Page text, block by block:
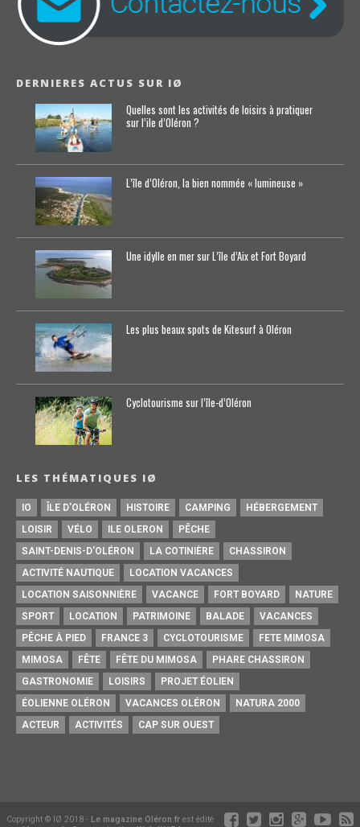
DERNIERES ACTUS SUR IØ
Quelles sont les activités de loisirs à pratiquer
sur l’ile d’Oléron ?
L’île d’Oléron, la bien nommée « lumineuse »
Une idylle en mer sur L’île d’Aix et Fort Boyard
Les plus beaux spots de Kitesurf à Oléron
Cyclotourisme sur l’île-d’0léron
LES THÉMATIQUES IØ
IO ÎLE D'OLÉRON HISTOIRE CAMPING
HÉBERGEMENT
LOISIR
VÉLO ILE OLERON
PÊCHE
SAINT-DENIS-D'OLÉRON
LA COTINIÈRE
CHASSIRON
ACTIVITÉ NAUTIQUE
LOCATION VACANCES
LOCATION SAISONNIÈRE
VACANCE FORT BOYARD
NATURE
SPORT
LOCATION PATRIMOINE BALADE
VACANCES
PÊCHE À PIED
FRANCE 3 CYCLOTOURISME
FETE MIMOSA
MIMOSA
FÊTE FÊTE DU MIMOSA
PHARE CHASSIRON
GASTRONOMIE
LOISIRS
PROJET ÉOLIEN
ÉOLIENNE OLÉRON
VACANCES OLÉRON
NATURA 2000
ACTEUR
ACTIVITÉS CAP SUR OUEST
Copyright © IØ 2018 - Le magazine Oléron.frest édité